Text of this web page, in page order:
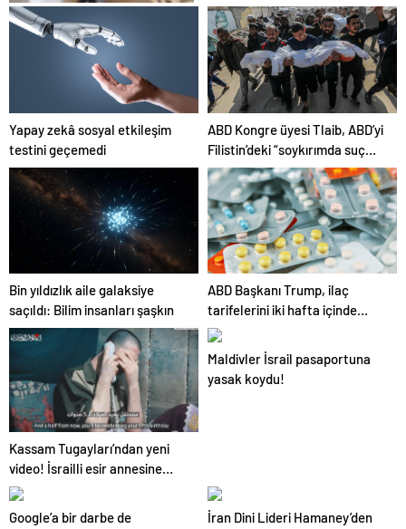
25 Yıllık Miras Davasında
Gözler Temmuz Ayındaki
Karar Duruşmasına Çevrildi
Yapay zekâ sosyal etkileşim
testini geçemedi
ABD Kongre üyesi Tlaib, ABD’yi
Filistin’deki “soykırımda suç
ortağı” olmakla itham etti
Bin yıldızlık aile galaksiye
saçıldı: Bilim insanları şaşkın
ABD Başkanı Trump, ilaç
tarifelerini iki hafta içinde
açıklayacağını söyledi
Kassam Tugayları’ndan yeni
video! İsrailli esir annesine
seslendi
Maldivler İsrail pasaportuna
yasak koydu!
Google’a bir darbe de
İran Dini Lideri Hamaney’den